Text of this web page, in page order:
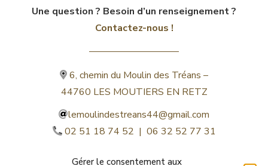
Gérer le consentement aux
Une question ? Besoin d’un renseignement ?
Contactez-nous !
6, chemin du Moulin des Tréans –
44760 LES MOUTIERS EN RETZ
lemoulindestreans44@gmail.com
02 51 18 74 52 | 06 32 52 77 31